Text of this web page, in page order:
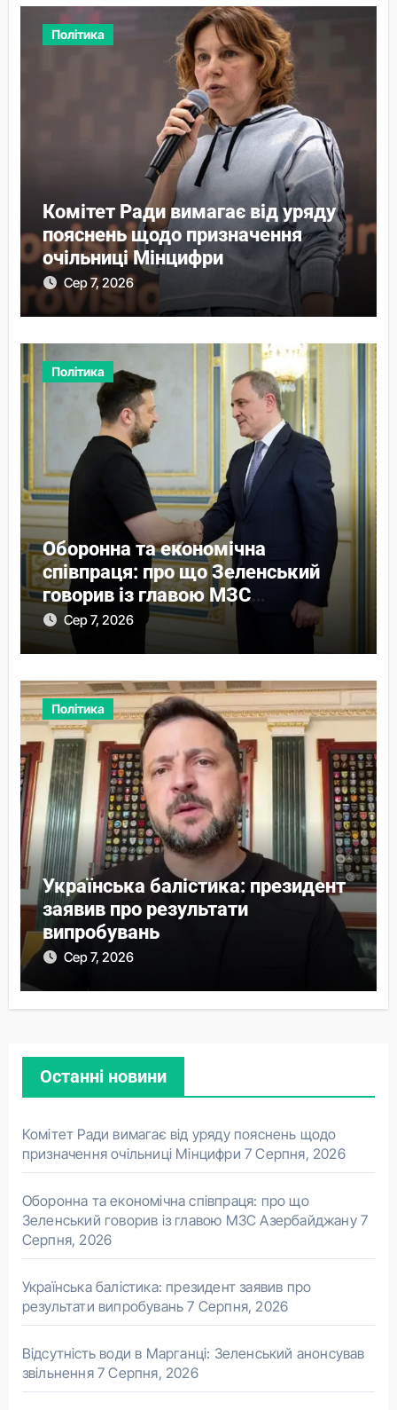
Політика
Комітет Ради вимагає від уряду
пояснень щодо призначення
очільниці Мінцифри
Сер 7, 2026
Політика
Оборонна та економічна
співпраця: про що Зеленський
говорив із главою МЗС
Азербайджану
Сер 7, 2026
Політика
Українська балістика: президент
заявив про результати
випробувань
Сер 7, 2026
Останні новини
Комітет Ради вимагає від уряду пояснень щодо
призначення очільниці Мінцифри 7 Серпня, 2026
Оборонна та економічна співпраця: про що
Зеленський говорив із главою МЗС Азербайджану 7
Серпня, 2026
Українська балістика: президент заявив про
результати випробувань 7 Серпня, 2026
Відсутність води в Марганці: Зеленський анонсував
звільнення 7 Серпня, 2026